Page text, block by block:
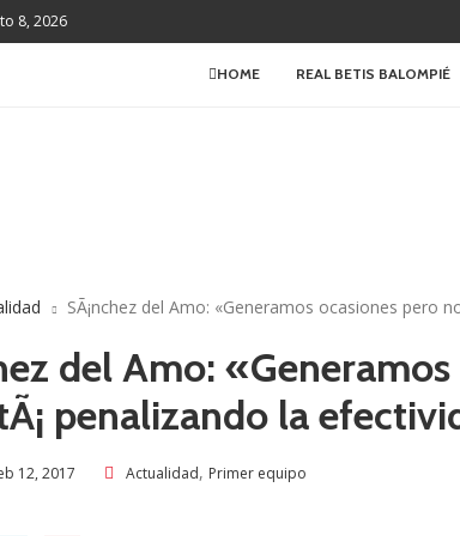
8, 2026
HOME REAL BETIS BALOMPIÉ
SÃ¡nchez del Amo: «Generamos ocasiones pero
del Amo:
penalizando la
12, 2017 Actualidad, Primer equipo